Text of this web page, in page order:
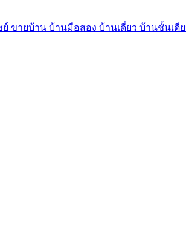
ขายบ้าน บ้านมือสอง บ้านเดี่ยว บ้านชั้นเดี